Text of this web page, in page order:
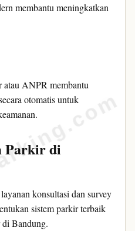
membantu meningkatkan
atau ANPR membantu
otomatis untuk
Parkir di
konsultasi dan survey
sistem parkir terbaik
di Bandung.